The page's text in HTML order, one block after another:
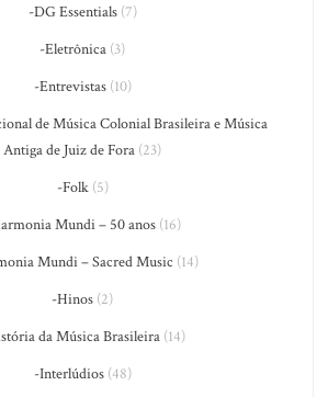
-DG Essentials(7)
-Eletrônica (3)
-Entrevistas(10)
de Música Colonial Brasileira e Música
Antiga de Juiz de Fora (23)
-Folk(5)
Mundi – 50 anos(16)
Mundi – Sacred Music (14)
-Hinos (2)
da Música Brasileira(14)
-Interlúdios(48)